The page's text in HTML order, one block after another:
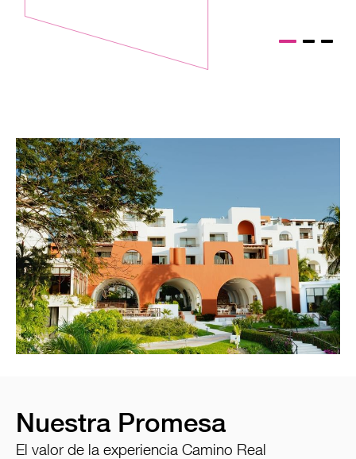
Nuestra Promesa
El valor de la experiencia Camino Real